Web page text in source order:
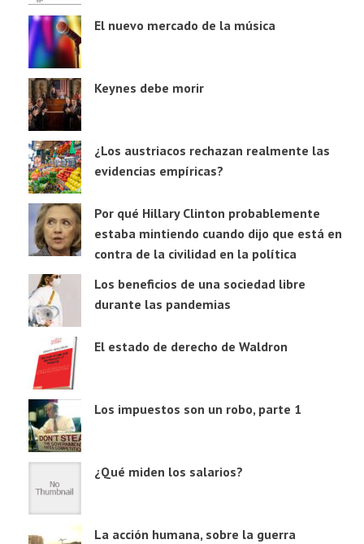
El nuevo mercado de la música
Keynes debe morir
¿Los austriacos rechazan realmente las
evidencias empíricas?
Por qué Hillary Clinton probablemente
estaba mintiendo cuando dijo que está en
contra de la civilidad en la política
Los beneficios de una sociedad libre
durante las pandemias
El estado de derecho de Waldron
Los impuestos son un robo, parte 1
¿Qué miden los salarios?
La acción humana, sobre la guerra